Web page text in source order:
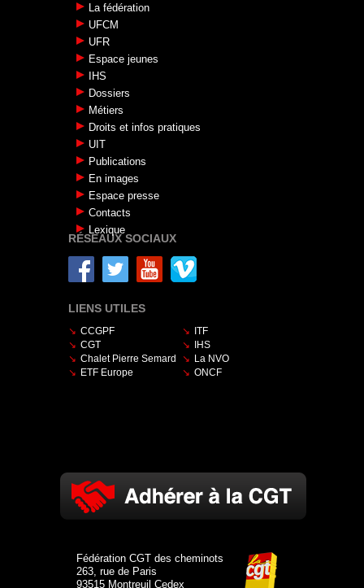
La fédération
UFCM
UFR
Espace jeunes
IHS
Dossiers
Métiers
Droits et infos pratiques
UIT
Publications
En images
Espace presse
Contacts
Lexique
RÉSEAUX SOCIAUX
LIENS UTILES
CCGPF
CGT
Chalet Pierre Semard
ETF Europe
ITF
IHS
La NVO
ONCF
Fédération CGT des cheminots
263, rue de Paris
93515 Montreuil Cedex